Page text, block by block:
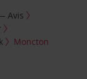
Avis
Moncton